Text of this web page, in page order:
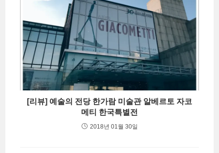
[리뷰] 예술의 전당 한가람 미술관 알베르토 자코
메티 한국특별전
2018년 01월 30일